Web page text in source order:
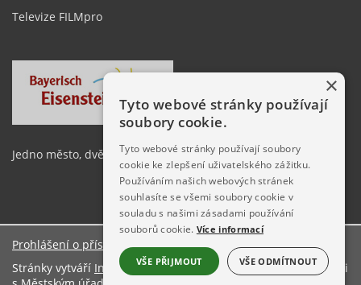
Televize FILMpro
Jedno město, dvě země
Prohlášení o přístupnosti
O stránkách
Stránky vytváří Informační server ŠumavaNet.CZve spolupráci
×
Tyto webové stránky používají
soubory cookie.
Tyto webové stránky používají soubory
cookie ke zlepšení uživatelského zážitku.
Používáním našich webových stránek
souhlasíte se všemi soubory cookie v
souladu s našimi zásadami používání
souborů cookie. Více informací
VŠE PŘIJMOUT VŠE ODMÍTNOUT